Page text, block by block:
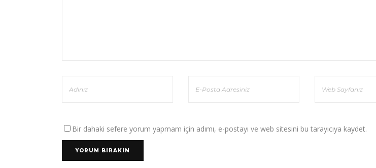
Bir dahaki sefere yorum yapmam için adımı, e-postayı ve web sitesini bu tarayıcıya kaydet.